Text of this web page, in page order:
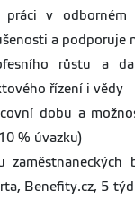
práci v
a podporuje
růstu a
řízení i vědy
dobu a
% úvazku)
zaměstnaneckých
Benefity.cz, 5